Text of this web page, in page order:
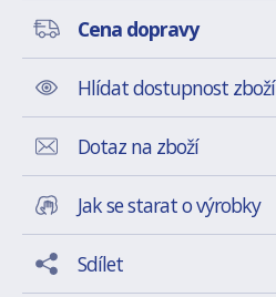
Cena dopravy
Hlídat dostupnost zboží
Dotaz na zboží
Jak se starat o výrobky
Sdílet